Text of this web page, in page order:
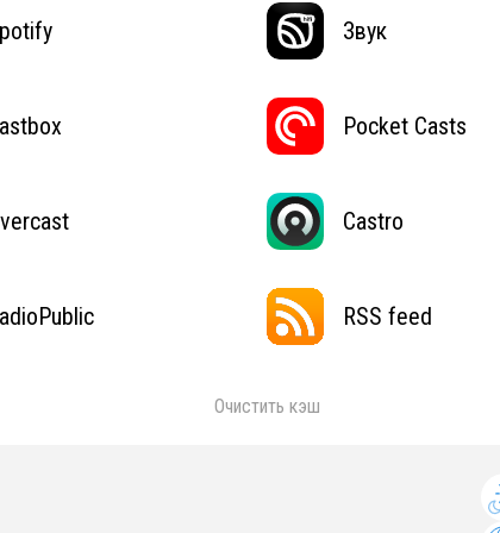
Звук
Pocket Casts
Castro
RSS feed
Очистить кэш